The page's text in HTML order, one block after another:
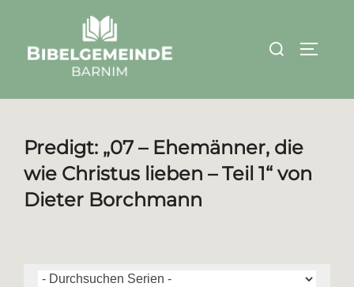
springen
Suchen
Predigt: „07 – Ehemänner, die
wie Christus lieben – Teil 1“ von
Dieter Borchmann